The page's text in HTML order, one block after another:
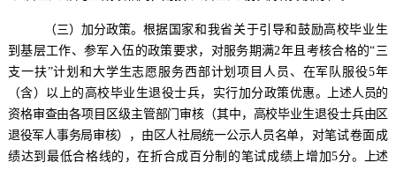
（三）加分政策。 根据国家和我省关于引导和鼓励高校毕业生
到基层工作、参军入伍 的政策要求，对服务期满2年且考核合格的“三
支一扶”计划和 大学生志愿服务西部计划项目人员 、 在军队服役5年
（含） 以上的高校毕业生退役士兵，实行加分政策优惠。
上述人员的
资格审查由各项目 区级主管部门审核（其中，高校毕业生退役士兵由 区
退役军人事务局审核）
，由 区人社局统一公示人员名单， 对笔试卷面 成
绩达到最低合格线的，在折合成百分制的笔试成绩 上增加5分。
上述